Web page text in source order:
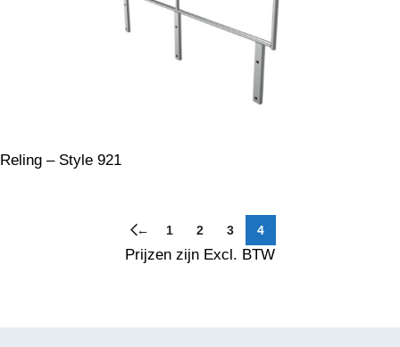
Reling – Style 921
← 1 2 3 4
Prijzen zijn Excl. BTW